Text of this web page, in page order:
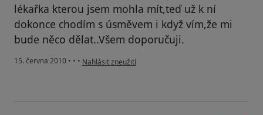
lékařka kterou jsem mohla mít,teď už k ní
dokonce chodím s úsměvem i když vím,že mi
bude něco dělat..Všem doporučuji.
15. června 2010 • • • podle názoru uživatele Váš účet byl odstraněn
Nahlásit zneužití